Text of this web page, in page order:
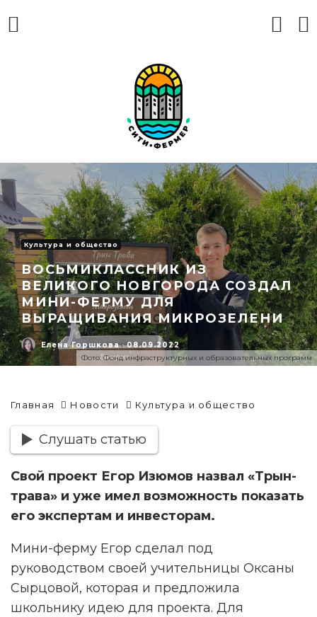
Фото: Фонд инфраструктурных и образовательных программ
Культура и общество
ВОСЬМИКЛАССНИК ИЗ
ВЕЛИКОГО НОВГОРОДА СОЗДАЛ
МИНИ-ФЕРМУ ДЛЯ
ВЫРАЩИВАНИЯ МИКРОЗЕЛЕНИ
Елена Горшкова · 08.09.2022
Главная Новости Культура и общество
Слушать статью
Свой проект Егор Изюмов назвал «Трын-
трава» и уже имел возможность показать
его экспертам и инвесторам.
Мини-ферму Егор сделал под
руководством своей учительницы Оксаны
Сырцовой, которая и предложила
школьнику идею для проекта. Для